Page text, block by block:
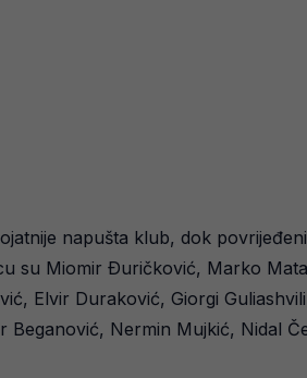
napušta klub, dok
su Miomir Ðuričković, Marko
Elvir Duraković, Giorgi
Nermin Mujkić, Nidal